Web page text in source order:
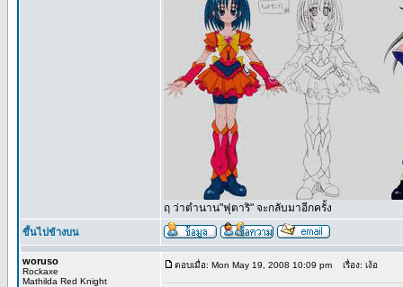
ฤ ว่าตำนาน"ฟุตาริ" จะกลับมาอีกครั้ง
ขึ้นไปข้างบน
woruso
Rockaxe
Mathilda Red Knight
ตอบเมื่อ: Mon May 19, 2008 10:09 pm เรื่อง: เง้อ